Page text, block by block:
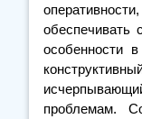
обеспечивать
особенности
проблемам.